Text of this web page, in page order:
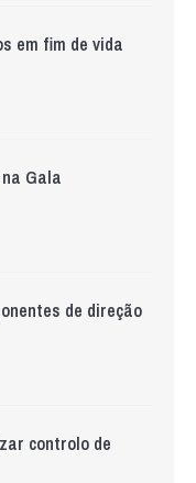
em fim de vida
Gala
de direção
controlo de